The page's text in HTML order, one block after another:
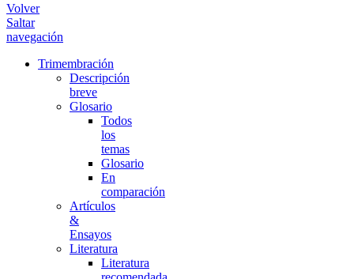
Volver
Saltar
navegación
Trimembración
Descripción
breve
Glosario
Todos
los
temas
Glosario
En
comparación
Artículos
&
Ensayos
Literatura
Literatura